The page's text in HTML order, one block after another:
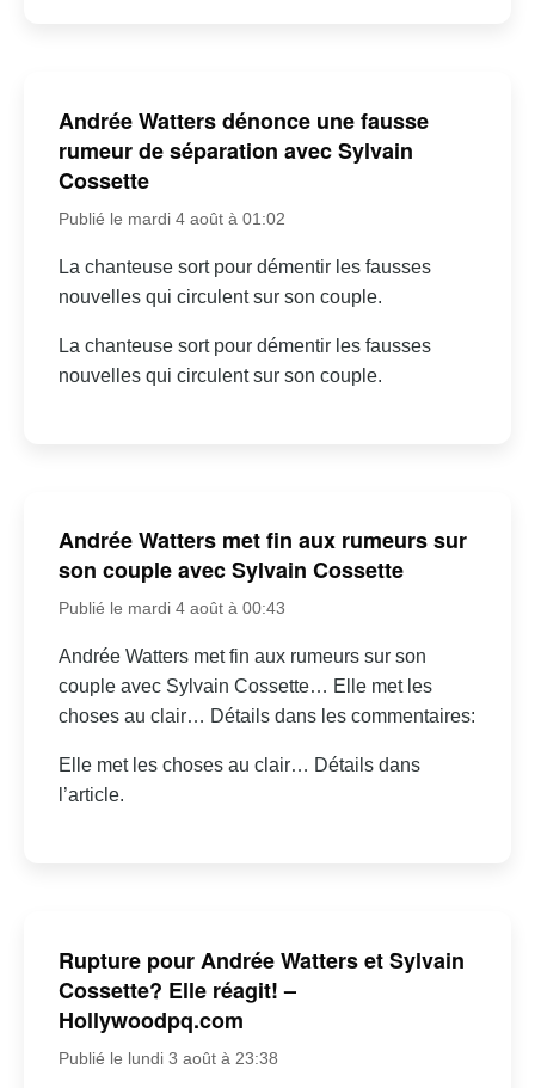
Andrée Watters dénonce une fausse
rumeur de séparation avec Sylvain
Cossette
Publié le mardi 4 août à 01:02
La chanteuse sort pour démentir les fausses
nouvelles qui circulent sur son couple.
La chanteuse sort pour démentir les fausses
nouvelles qui circulent sur son couple.
Andrée Watters met fin aux rumeurs sur
son couple avec Sylvain Cossette
Publié le mardi 4 août à 00:43
Andrée Watters met fin aux rumeurs sur son
couple avec Sylvain Cossette… Elle met les
choses au clair… Détails dans les commentaires:
Elle met les choses au clair… Détails dans
l’article.
Rupture pour Andrée Watters et Sylvain
Cossette? Elle réagit! –
Hollywoodpq.com
Publié le lundi 3 août à 23:38